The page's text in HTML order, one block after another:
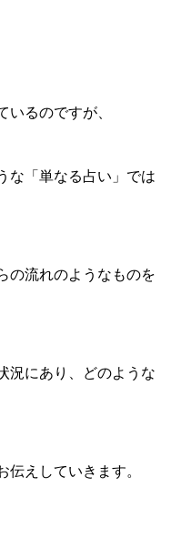
いるのですが、
な「単なる占い」では
の流れのようなものを
況にあり、どのような
えしていきます。